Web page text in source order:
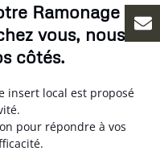
Ramonage
vous, nous
côtés.
insert local est proposé
pour répondre à vos